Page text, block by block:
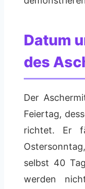
Datum
des
Der
Feiertag,
richtet. Er
selbst 40
werden